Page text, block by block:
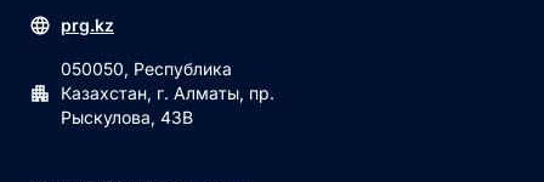
prg.kz
050050, Республика
Казахстан, г. Алматы, пр.
Рыскулова, 43В